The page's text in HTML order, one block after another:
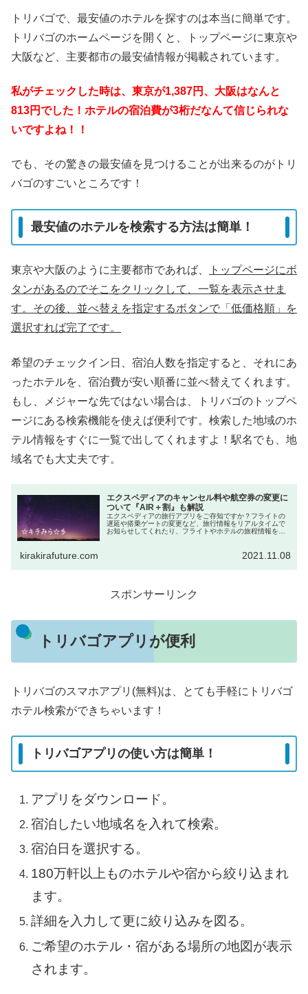
トリバゴで、最安値のホテルを探すのは本当に簡単です。
トリバゴのホームページを開くと、トップページに東京や
大阪など、主要都市の最安値情報が掲載されています。
私がチェックした時は、東京が1,387円、大阪はなんと
813円でした！ ホテルの宿泊費が3桁だなんて信じられな
いですよね！！
でも、その驚きの最安値を見つけることが出来るのがトリ
バゴのすごいところです！
最安値のホテルを検索する方法は簡単！
東京や大阪のように主要都市であれば、
トップページにボ
タンがあるのでそこをクリックして、一覧を表示させま
す。 その後、並べ替えを指定するボタンで「低価格順」を
選択すれば完了です。
希望のチェックイン日、宿泊人数を指定すると、それにあ
ったホテルを、宿泊費が安い順番に並べ替えてくれます。
もし、メジャーな先ではない場合は、トリバゴのトップペ
ージにある検索機能を使えば便利です。検索した地域のホ
テル情報をすぐに一覧で出してくれますよ！駅名でも、地
域名でも大丈夫です。
エクスペディアのキャンセル料や航空券の変更に
ついて『AIR＋割』も解説
エクスペディアの旅行アプリをご存知ですか？フライトの
遅延や搭乗ゲートの変更など、旅行情報をリアルタイムで
お知らせしてくれたり、フライトやホテルの旅程情報を、
kirakirafuture.com 2021.11.08
スポンサーリンク
トリバゴアプリが便利
トリバゴのスマホアプリ(無料)は、とても手軽にトリバゴ
ホテル検索ができちゃいます！
トリバゴアプリの使い方は簡単！
アプリをダウンロード。
宿泊したい地域名を入れて検索。
宿泊日を選択する。
180万軒以上ものホテルや宿から絞り込まれ
ます。
詳細を入力して更に絞り込みを図る。
ご希望のホテル・宿がある場所の地図が表示
されます。